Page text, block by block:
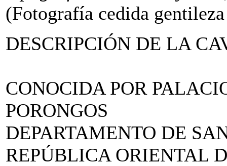
(Fotografía cedida
DESCRIPCIÓN DE LA
CONOCIDA POR
PORONGOS
DEPARTAMENTO DE
REPÚBLICA ORIENTAL